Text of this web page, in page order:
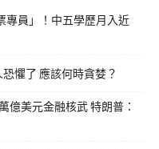
專員」！中五學歷月入近
懼了 應該何時貪婪？
億美元金融核武 特朗普：